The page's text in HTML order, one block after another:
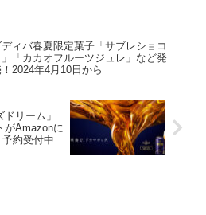
ディバ春夏限定菓子「サブレショコ
」「カカオフルーツジュレ」など発
2024年4月10日から
リーム」
がAmazonに
約受付中